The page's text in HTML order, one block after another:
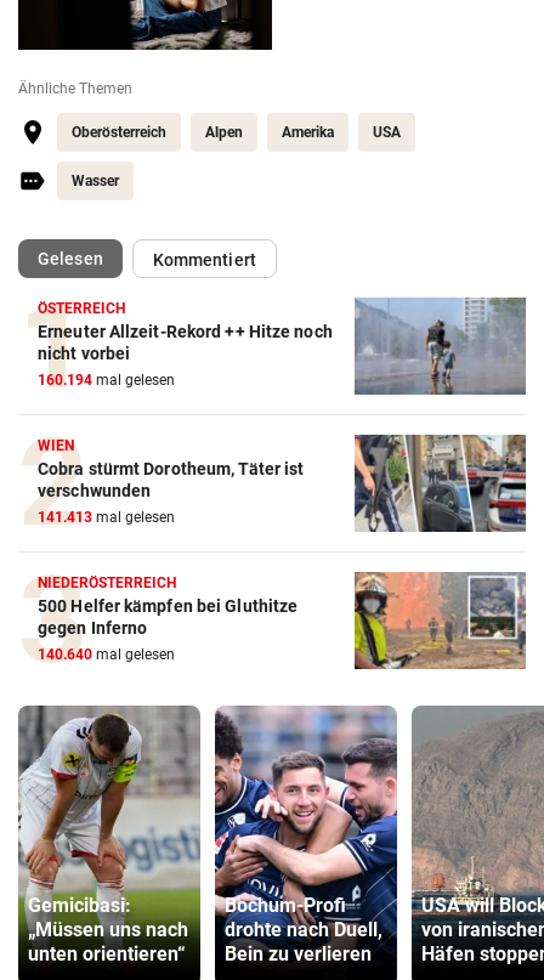
Ähnliche Themen
Oberösterreich Alpen Amerika USA
Wasser
Gelesen(ausgewählt)Kommentiert
ÖSTERREICH
Erneuter Allzeit-Rekord ++ Hitze noch
nicht vorbei
160.194 mal gelesen
WIEN
Cobra stürmt Dorotheum, Täter ist
verschwunden
141.413 mal gelesen
NIEDERÖSTERREICH
500 Helfer kämpfen bei Gluthitze
gegen Inferno
140.640 mal gelesen
Gemicibasi:
„Müssen uns nach
unten orientieren“
Bochum-Profi
drohte nach Duell,
Bein zu verlieren
USA will
von
Häfen